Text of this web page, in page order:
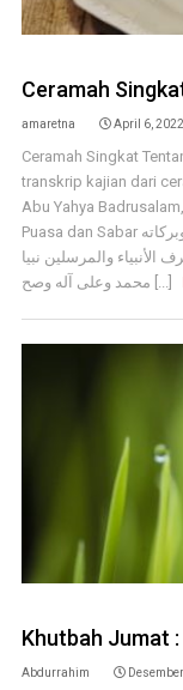
Ceramah
amaretna April 6, 2022
Ceramah Singkat
transkrip kajian dari
Abu Yahya
Puasa dan Sabar بسم الله الرحمن الرحيم السلام عليكم ورحمة الله وبركاته
الأنبياء والمرسلين نبيا
محمد وعلى آله وصح [...]
Khutbah Jumat
Abdurrahim